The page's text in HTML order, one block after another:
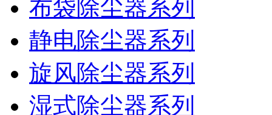
布袋除尘器系列
静电除尘器系列
旋风除尘器系列
湿式除尘器系列